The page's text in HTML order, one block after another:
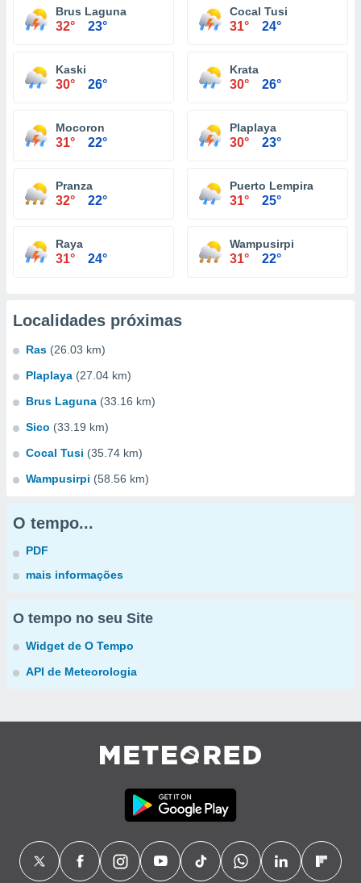
Brus Laguna
32° 23°
Cocal Tusi
31° 24°
Kaski
30° 26°
Krata
30° 26°
Mocoron
31° 22°
Plaplaya
30° 23°
Pranza
32° 22°
Puerto Lempira
31° 25°
Raya
31° 24°
Wampusirpi
31° 22°
Localidades próximas
Ras (26.03 km)
Plaplaya (27.04 km)
Brus Laguna (33.16 km)
Sico (33.19 km)
Cocal Tusi (35.74 km)
Wampusirpi (58.56 km)
O tempo...
PDF
mais informações
O tempo no seu Site
Widget de O Tempo
API de Meteorologia